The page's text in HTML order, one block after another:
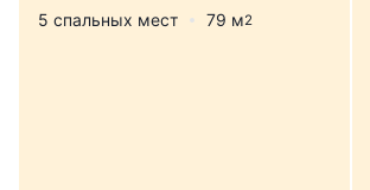
5 спальных мест 79 м2